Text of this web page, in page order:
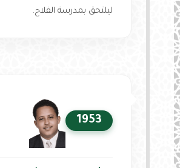
ليلتحق بمدرسة الفلاح.
1953